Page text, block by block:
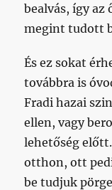
bealvás, így az
megint tudott
És ez sokat
továbbra is
Fradi hazai
ellen, vagy
lehetőség
otthon, ott
be tudjuk